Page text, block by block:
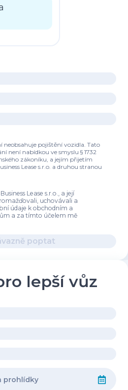
neobsahuje pojištění vozidla. Tato
není nabídkou ve smyslu § 1732
zákoníku, a jejím přijetím
Lease s.r.o. a druhou stranou
Lease s.r.o., a její
uchovávali a
údaje k obchodním a
a za tímto účelem mě
poptat
lepší vůz